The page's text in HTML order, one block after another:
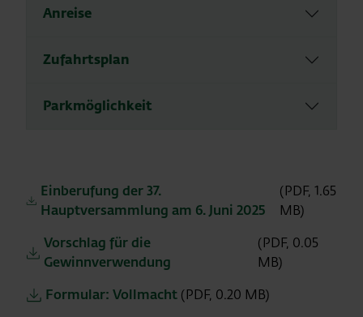
Anreise
Zufahrtsplan
Parkmöglichkeit
Einberufung der 37.
Hauptversammlung am 6. Juni 2025
(PDF, 1.65
MB)
Vorschlag für die
Gewinnverwendung
(PDF, 0.05
MB)
Formular: Vollmacht (PDF, 0.20 MB)